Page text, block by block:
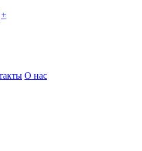
+
О нас